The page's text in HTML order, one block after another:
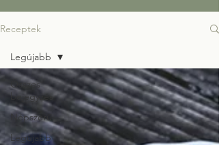
Receptek
Összes
bejegyzés
Népszerű
Legújabb
Legújabb